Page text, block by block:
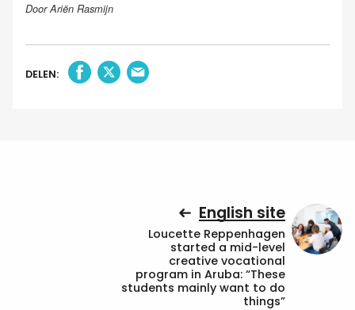
Door Ariën Rasmijn
DELEN:
English site
Loucette Reppenhagen
started a mid-level
creative vocational
program in Aruba: “These
students mainly want to do
things”